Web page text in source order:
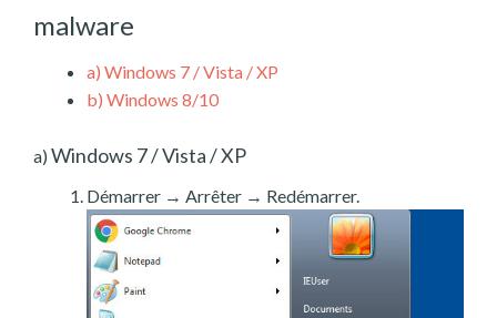
malware
a) Windows 7 / Vista / XP
b) Windows 8/10
a) Windows 7 / Vista / XP
Démarrer → Arrêter → Redémarrer.